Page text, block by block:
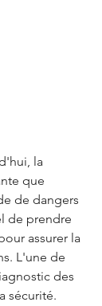
la
que
de dangers
de prendre
assurer la
L'une de
des
sécurité.